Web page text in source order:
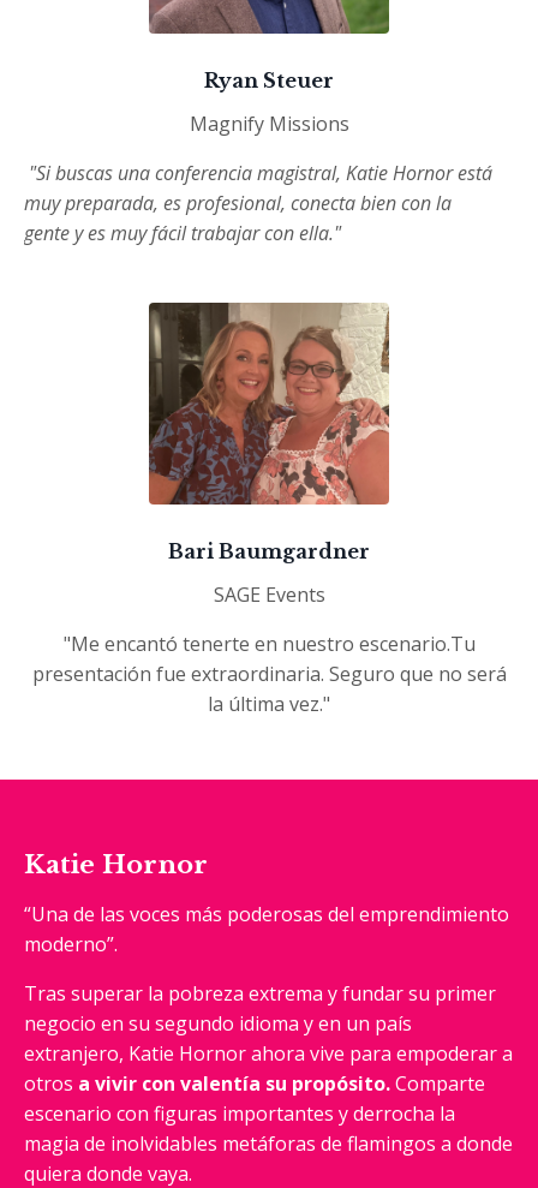
Ryan Steuer
Magnify Missions
"Si buscas una conferencia magistral, Katie Hornor está
muy preparada, es profesional, conecta bien con la
gente y es muy fácil trabajar con ella."
Bari Baumgardner
SAGE Events
"Me encantó tenerte en nuestro escenario.Tu
presentación fue extraordinaria. Seguro que no será
la última vez."
Katie Hornor
“Una de las voces más poderosas del emprendimiento
moderno”.
Tras superar la pobreza extrema y fundar su primer
negocio en su segundo idioma y en un país
extranjero, Katie Hornor ahora vive para empoderar a
otros a vivir con valentía su propósito.Comparte
escenario con figuras importantes y derrocha la
magia de inolvidables metáforas de flamingos a donde
quiera donde vaya.